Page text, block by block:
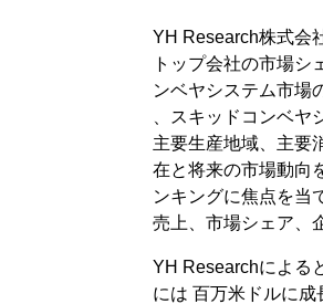
YH Research株式会
トップ会社の市場
ンベヤシステム市場
、スキッドコンベ
主要生産地域、主要
在と将来の市場動向
ンキングに焦点を当
売上、市場シェア、
YH Researchによる
には 百万米ドルに成